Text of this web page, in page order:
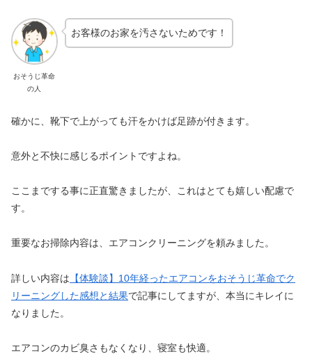
おそうじ革命
の人
お客様のお家を汚さないためです！
確かに、靴下で上がっても汗をかけば足跡が付きます。
意外と不快に感じるポイントですよね。
ここまでする事に正直驚きましたが、これはとても嬉しい配慮で
す。
重要なお掃除内容は、エアコンクリーニングを頼みました。
詳しい内容は 【体験談】10年経ったエアコンをおそうじ革命でク
リーニングした感想と結果で記事にしてますが、本当にキレイに
なりました。
エアコンのカビ臭さもなくなり、寝室も快適。